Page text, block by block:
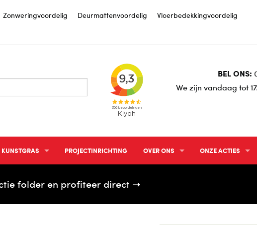
Zonweringvoordelig Deurmattenvoordelig
Vloerbedekkingvoordelig
BEL ONS:
We zijn vandaag tot
KUNSTGRAS PROJECTINRICHTING OVER ONS ONZE ACTIES
folder en profiteer direct ➝